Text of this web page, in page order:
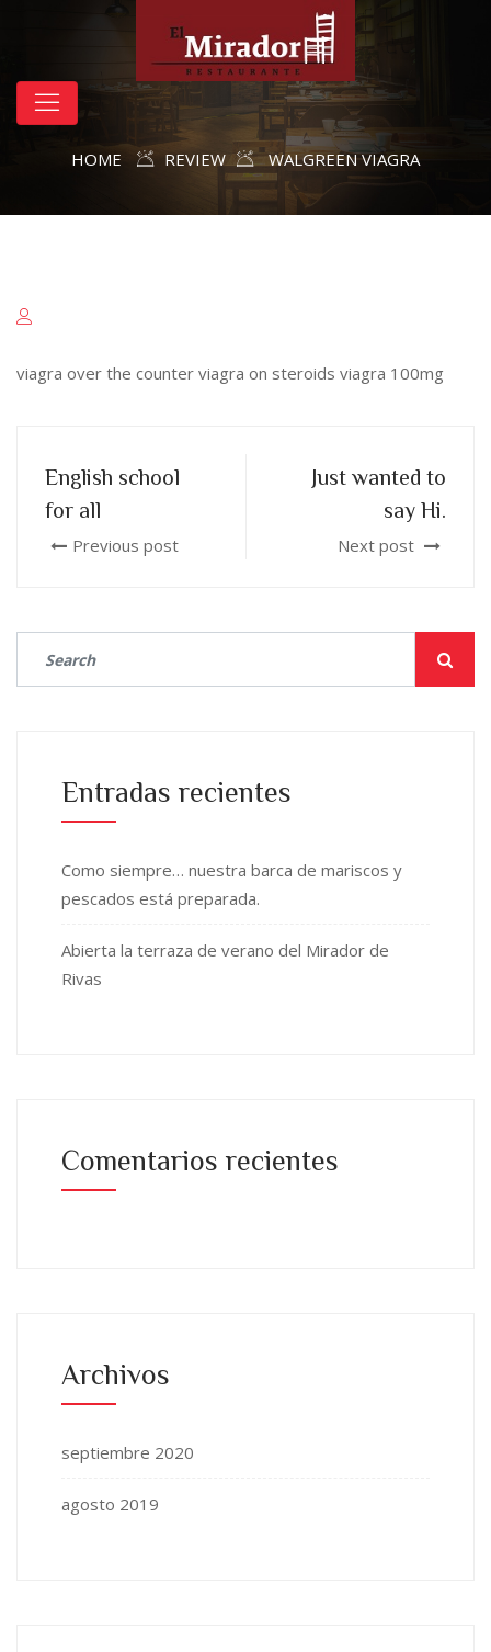
HOME REVIEW WALGREEN VIAGRA
viagra over the counter viagra on steroids viagra 100mg
English school
for all
Previous post
Just wanted to
say Hi.
Next post
Entradas recientes
Como siempre… nuestra barca de mariscos y
pescados está preparada.
Abierta la terraza de verano del Mirador de
Rivas
Comentarios recientes
Archivos
septiembre 2020
agosto 2019